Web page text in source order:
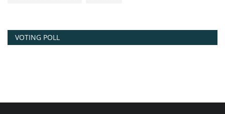
VOTING POLL